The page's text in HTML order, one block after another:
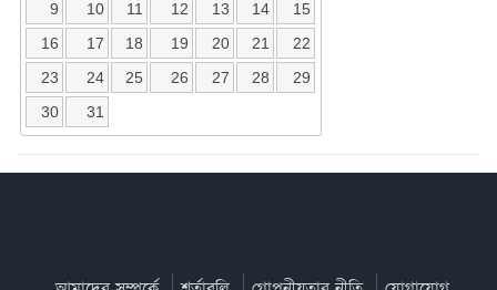
9
10 11 12 13 14
15
16
17 18 19 20 21
22
23
24 25 26 27 28
29
30
31